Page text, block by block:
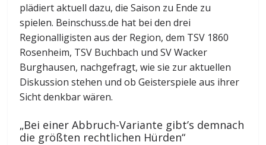
plädiert aktuell dazu, die Saison zu Ende zu
spielen. Beinschuss.de hat bei den drei
Regionalligisten aus der Region, dem TSV 1860
Rosenheim, TSV Buchbach und SV Wacker
Burghausen, nachgefragt, wie sie zur aktuellen
Diskussion stehen und ob Geisterspiele aus ihrer
Sicht denkbar wären.
„Bei einer Abbruch-Variante gibt’s demnach
die größten rechtlichen Hürden“